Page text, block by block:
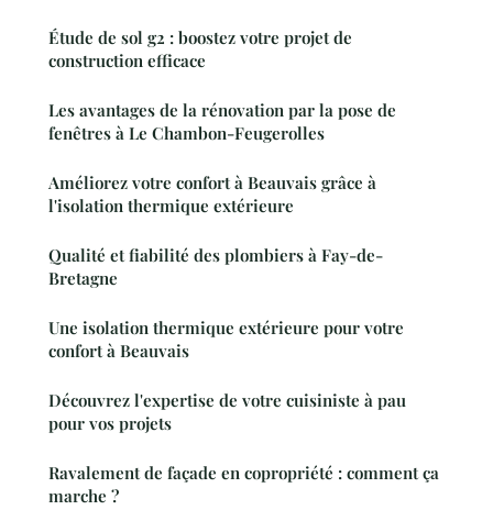
Étude de sol g2 : boostez votre projet de
construction efficace
Les avantages de la rénovation par la pose de
fenêtres à Le Chambon-Feugerolles
Améliorez votre confort à Beauvais grâce à
l'isolation thermique extérieure
Qualité et fiabilité des plombiers à Fay-de-
Bretagne
Une isolation thermique extérieure pour votre
confort à Beauvais
Découvrez l'expertise de votre cuisiniste à pau
pour vos projets
Ravalement de façade en copropriété : comment ça
marche ?